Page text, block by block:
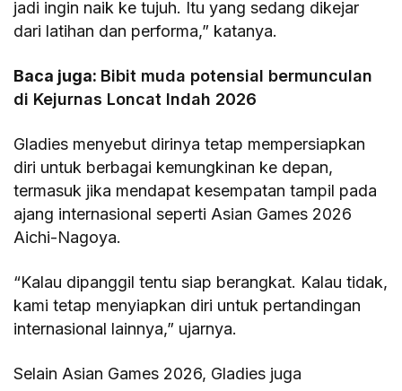
jadi ingin naik ke tujuh. Itu yang sedang dikejar
dari latihan dan performa,” katanya.
Baca juga: Bibit muda potensial bermunculan
di Kejurnas Loncat Indah 2026
Gladies menyebut dirinya tetap mempersiapkan
diri untuk berbagai kemungkinan ke depan,
termasuk jika mendapat kesempatan tampil pada
ajang internasional seperti Asian Games 2026
Aichi-Nagoya.
“Kalau dipanggil tentu siap berangkat. Kalau tidak,
kami tetap menyiapkan diri untuk pertandingan
internasional lainnya,” ujarnya.
Selain Asian Games 2026, Gladies juga